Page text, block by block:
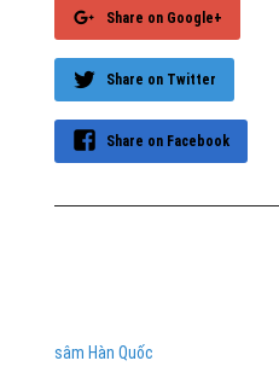
Share on Google+
Share on Twitter
Share on Facebook
sâm Hàn Quốc